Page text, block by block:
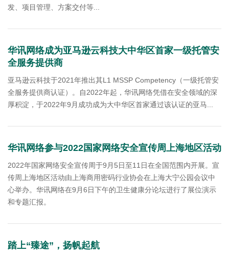
发、项目管理、方案交付等...
华讯网络成为亚马逊云科技大中华区首家一级托管安
全服务提供商
亚马逊云科技于2021年推出其L1 MSSP Competency（一级托管安
全服务提供商认证）。自2022年起，华讯网络凭借在安全领域的深
厚积淀，于2022年9月成功成为大中华区首家通过该认证的亚马...
华讯网络参与2022国家网络安全宣传周上海地区活动
2022年国家网络安全宣传周于9月5日至11日在全国范围内开展。宣
传周上海地区活动由上海商用密码行业协会在上海大宁公园会议中
心举办。华讯网络在9月6日下午的卫生健康分论坛进行了展位演示
和专题汇报。
踏上“臻途”，扬帆起航